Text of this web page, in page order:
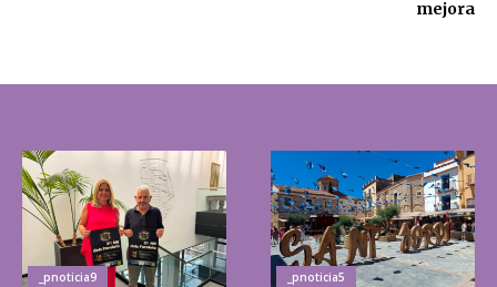
mejora
_pnoticia9 _pnoticia5